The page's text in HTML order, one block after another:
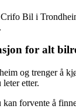
Bil i
for alt
og trenger å
etter.
kan forvente å